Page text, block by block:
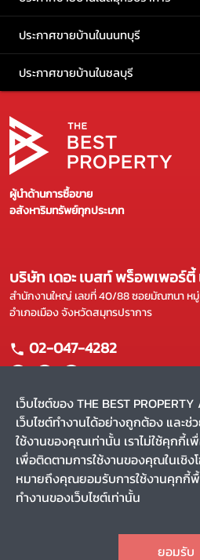
ประกาศขายบ้านในนนทบุรี
ประกาศขายบ้านในชลบุรี
ผู้นำด้านการซื้อขาย
อสังหาริมทรัพย์ทุกประเภท
บริษัท เดอะ เบสท์ พร็อพเพอร์ตี้
สำนักงานใหญ่ เลขที่ 40/88 ซอยมัณฑนา หมู่
อำเภอเมือง จังหวัดสมุทรปราการ
02-047-4282
แผนผังเว็บไซต์
หน้าหลัก
บริก
ขาย
ผลง
เช่า
ค้นหาตัวแทน
เว็บไซต์ของ THE BEST
เว็บไซต์ทำงานได้อย่างถูกต้อง และ
ใช้งานของคุณเท่านั้น เราไม่ใช้คุกกี้
เพื่อติดตามการใช้งานของคุณในเชิ
หมายถึงคุณยอมรับการใช้งานคุกกี้
ทำงานของเว็บไซต์เท่านั้น
ยอมรับ